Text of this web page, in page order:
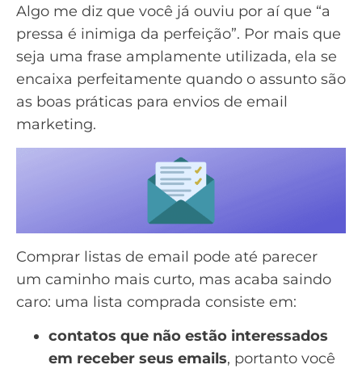
Algo me diz que você já ouviu por aí que “a
pressa é inimiga da perfeição”. Por mais que
seja uma frase amplamente utilizada, ela se
encaixa perfeitamente quando o assunto são
as boas práticas para envios de email
marketing.
Comprar listas de email pode até parecer
um caminho mais curto, mas acaba saindo
caro: uma lista comprada consiste em:
contatos que não estão interessados
em receber seus emails, portanto você